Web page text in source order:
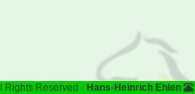
Rights Reserved · Hans-Heinrich Ehlen